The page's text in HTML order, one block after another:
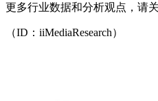
更多行业数据和分析观点，请
（ID：iiMediaResearch）